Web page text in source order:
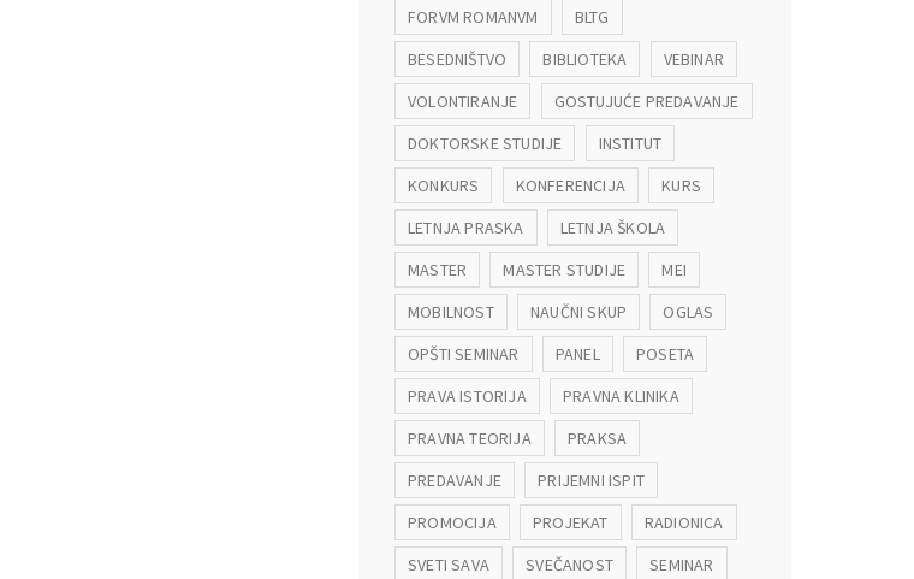
FORVM ROMANVM
BLTG
BESEDNIŠTVO
BIBLIOTEKA
VEBINAR
VOLONTIRANJE
GOSTUJUĆE PREDAVANJE
DOKTORSKE STUDIJE
INSTITUT
KONKURS
KONFERENCIJA
KURS
LETNJA PRASKA
LETNJA ŠKOLA
MASTER
MASTER STUDIJE
MEI
MOBILNOST
NAUČNI SKUP
OGLAS
OPŠTI SEMINAR
PANEL
POSETA
PRAVA ISTORIJA
PRAVNA KLINIKA
PRAVNA TEORIJA
PRAKSA
PREDAVANJE
PRIJEMNI ISPIT
PROMOCIJA
PROJEKAT
RADIONICA
SVETI SAVA
SVEČANOST SEMINAR